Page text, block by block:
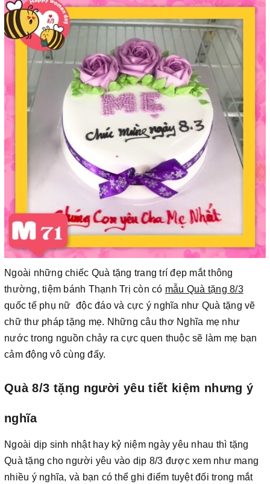
Ngoài những chiếc Quà tặng trang trí đẹp mắt thông
thường, tiệm bánh Thạnh Trị còn có mẫu Quà tặng 8/3
quốc tế phụ nữ độc đáo và cực ý nghĩa như Quà tặng vẽ
chữ thư pháp tặng mẹ. Những câu thơ Nghĩa mẹ như
nước trong nguồn chảy ra cực quen thuộc sẽ làm mẹ bạn
cảm động vô cùng đấy.
Quà 8/3 tặng người yêu tiết kiệm nhưng ý
nghĩa
Ngoài dịp sinh nhật hay kỷ niệm ngày yêu nhau thì tặng
Quà tặng cho người yêu vào dịp 8/3 được xem như mang
nhiều ý nghĩa, và bạn có thể ghi điểm tuyệt đối trong mắt